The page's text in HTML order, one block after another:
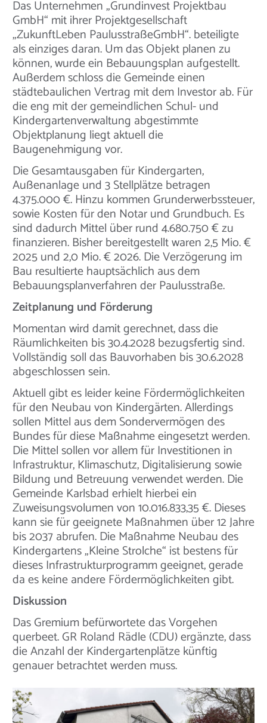
Das Unternehmen „Grundinvest Projektbau
GmbH“ mit ihrer Projektgesellschaft
„ZukunftLeben PaulusstraßeGmbH“. beteiligte
als einziges daran. Um das Objekt planen zu
können, wurde ein Bebauungsplan aufgestellt.
Außerdem schloss die Gemeinde einen
städtebaulichen Vertrag mit dem Investor ab. Für
die eng mit der gemeindlichen Schul- und
Kindergartenverwaltung abgestimmte
Objektplanung liegt aktuell die
Baugenehmigung vor.
Die Gesamtausgaben für Kindergarten,
Außenanlage und 3 Stellplätze betragen
4.375.000 €. Hinzu kommen Grunderwerbssteuer,
sowie Kosten für den Notar und Grundbuch. Es
sind dadurch Mittel über rund 4.680.750 € zu
finanzieren. Bisher bereitgestellt waren 2,5 Mio. €
2025 und 2,0 Mio. € 2026. Die Verzögerung im
Bau resultierte hauptsächlich aus dem
Bebauungsplanverfahren der Paulusstraße.
Zeitplanung und Förderung
Momentan wird damit gerechnet, dass die
Räumlichkeiten bis 30.4.2028 bezugsfertig sind.
Vollständig soll das Bauvorhaben bis 30.6.2028
abgeschlossen sein.
Aktuell gibt es leider keine Fördermöglichkeiten
für den Neubau von Kindergärten. Allerdings
sollen Mittel aus dem Sondervermögen des
Bundes für diese Maßnahme eingesetzt werden.
Die Mittel sollen vor allem für Investitionen in
Infrastruktur, Klimaschutz, Digitalisierung sowie
Bildung und Betreuung verwendet werden. Die
Gemeinde Karlsbad erhielt hierbei ein
Zuweisungsvolumen von 10.016.833,35 €. Dieses
kann sie für geeignete Maßnahmen über 12 Jahre
bis 2037 abrufen. Die Maßnahme Neubau des
Kindergartens „Kleine Strolche“ ist bestens für
dieses Infrastrukturprogramm geeignet, gerade
da es keine andere Fördermöglichkeiten gibt.
Diskussion
Das Gremium befürwortete das Vorgehen
querbeet. GR Roland Rädle (CDU) ergänzte, dass
die Anzahl der Kindergartenplätze künftig
genauer betrachtet werden muss.